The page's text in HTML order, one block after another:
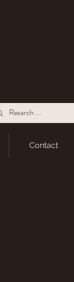
Contact